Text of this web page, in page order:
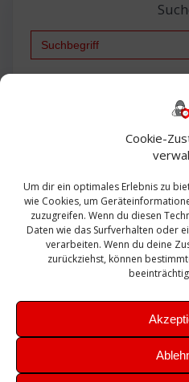
Cookie-
Um dir ein optimales Erlebnis zu
wie Cookies, um
zuzugreifen. Wenn du diesen
Daten wie das Surfverhalten oder
verarbeiten. Wenn du deine
zurückziehst, können
Exchange
Sanierung SBS Security
Sicherung SIEM
Update Upgrade UTM
VMWare VPN